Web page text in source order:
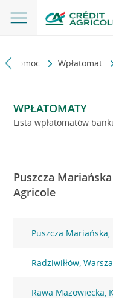
i pomoc Wpłatomat
WPŁATOMATY
Lista wpłatomatów
Puszcza
Agricole
Puszcza Mariańska,
Radziwiłłów,
Rawa Mazowiecka,